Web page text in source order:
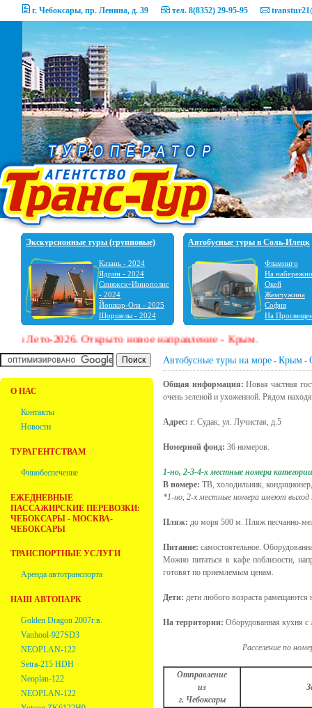
г. Чебоксары, пр. Ленина, д. 39 тел. 8(8352) 29-95-95
Экскурсионные туры (групповые)
Казань - 2024
Ядрин - 2024
Свияжск+Иннополис
- 2024
Йошкар-Ола - 2025
Шоршелы - 2024
Шальтямы - 2024
Чебоксары - 2024
Нижний Новгород -
2023
Ульяновск - 2023
Фабрика ёлочных
игрушек "Ариель" -
Автобусные туры в Соль-Илецк
Фламинго
На
Окей
Жемчужина
София
На
2026. Открыто новое направление - Крым.
О НАС
Контакты
Новости
ТУРАГЕНТСТВАМ
Финобеспечение
ЕЖЕДНЕВНЫЕ
ПАССАЖИРСКИЕ ПЕРЕВОЗКИ:
ЧЕБОКСАРЫ - МОСКВА-
ЧЕБОКСАРЫ
ТРАНСПОРТНЫЕ УСЛУГИ
Аренда автотранспорта
НАШ АВТОПАРК
Golden Dragon 2007г.в.
Vanhool-927SD3
NEOPLAN-122
Setra-215 HDH
Neoplan-122
NEOPLAN-122
Автобусные туры на море - Крым -
Общая информация: Новая частная
очень зеленой и ухоженной. Рядом
Адрес: г. Судак, ул. Лучистая, д.5
Номерной фонд: 36 номеров.
1-но, 2-3-4-х местные номера
В номере: ТВ, холодильник,
*1-но, 2-х местные номера имеют
Пляж: до моря 500 м. Пляж песчанно-
Питание: самостоятельное.
Можно питаться в кафе поблизости,
готовят по приемлемым ценам.
Дети: дети любого возраста рамещаются
На территории: Оборудованная кухня с
Расселение по
Отправление
из
г. Чебоксары